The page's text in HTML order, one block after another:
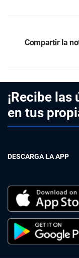
Compartir la
¡Recibe
en tus
DESCARGA LA APP